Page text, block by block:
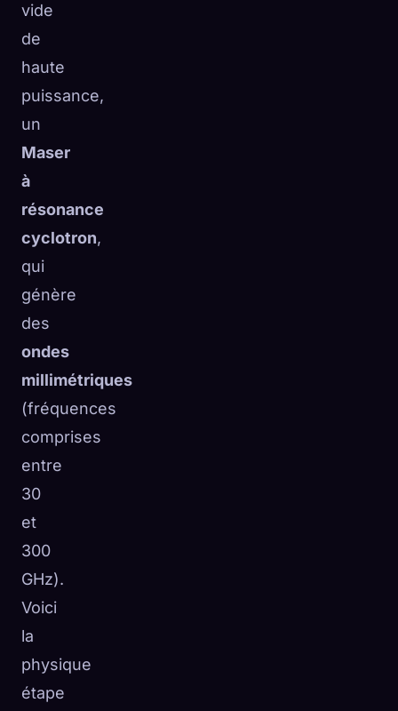
vide
de
haute
puissance,
un
Maser
à
résonance
cyclotron,
qui
génère
des
ondes
millimétriques
(fréquences
comprises
entre
30
et
300
GHz).
Voici
la
physique
étape